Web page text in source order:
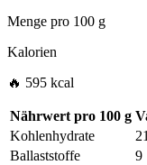
Menge pro 100 g
Kalorien
🔥 595 kcal
Nährwert pro 100 g
Kohlenhydrate
21
Ballaststoffe
9